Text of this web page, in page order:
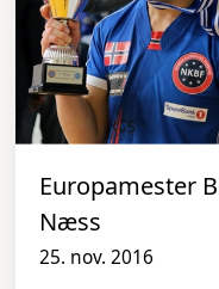
Europamester
Næss
25. nov. 2016